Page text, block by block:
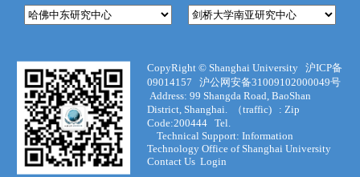
CopyRight © Shanghai University沪ICP备
09014157
沪公网安备31009102000049号
Address: 99 Shangda Road, BaoShan
District, Shanghai. （traffic) : Zip
Code:200444Tel.
Technical Support: Information
Technology Office of Shanghai University
Contact Us Login